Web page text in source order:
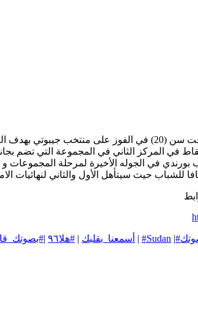
أفريقيا للشباب. المقامة بمصر
بورندي في الجوله الأخيرة لمرحلة
حيث سيتأهل الأول والثاني لنهائيات
#أسمعنا_بقلبك | #هلا٩٦ | | #Sudan |